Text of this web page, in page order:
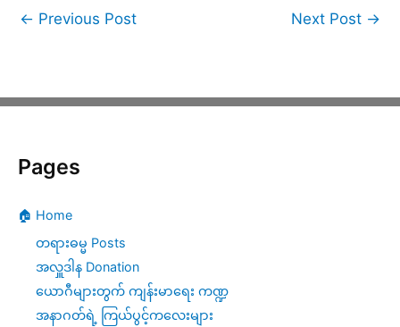
← Previous Post Next Post →
Pages
🏠 Home
တရားဓမ္မ Posts
အလှူဒါန Donation
ယောဂီများတွက် ကျန်းမာရေး ကဏ္ဍ
အနာဂတ်ရဲ့ ကြယ်ပွင့်ကလေးများ